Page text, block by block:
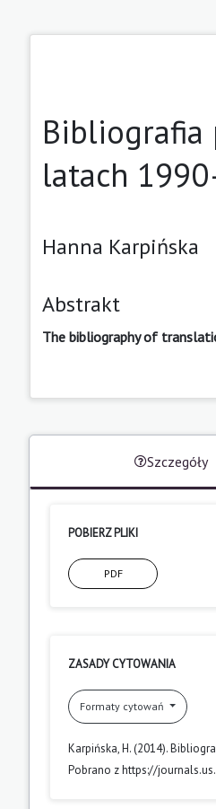
Bibliografia
latach
Hanna Karpińska
Abstrakt
The bibliography of
Szczegóły
POBIERZ PLIKI
PDF
ZASADY CYTOWANIA
Formaty cytowań
Karpińska, H. (2014).
Pobrano z https://